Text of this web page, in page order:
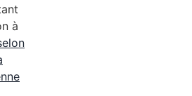
à